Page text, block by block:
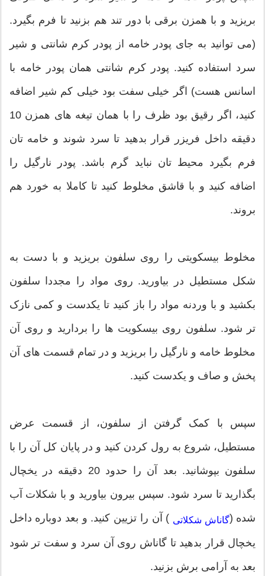
بریزید و با همزن برقی با دور تند هم بزنید تا فرم بگیرد.
(می توانید به جای پودر خامه از پودر کرم شانتی و شیر
سرد استفاده کنید. پودر کرم شانتی همان پودر خامه با
اسانس هست) اگر خیلی سفت بود خیلی کم شیر اضافه
کنید، اگر رقیق بود ظرف را با همان تیغه های همزن 10
دقیقه داخل فریزر قرار بدهید تا سرد شوند و خامه تان
فرم بگیرد محیط تان نباید گرم باشد. پودر نارگیل را
اضافه کنید و با قاشق مخلوط کنید تا کاملا به خورد هم
بروند.
مخلوط بیسکویتی را روی سلفون بریزید و با دست به
شکل مستطیل در بیاورید. روی مواد را مجددا سلفون
بکشید و با وردنه مواد را باز کنید تا یکدست و کمی نازک
تر شود. سلفون روی بیسکویت ها را بردارید و روی آن
مخلوط خامه و نارگیل را بریزید و در تمام قسمت های آن
پخش و صاف و یکدست کنید.
سپس با کمک گرفتن از سلفون، از قسمت عرض
مستطیل، شروع به رول کردن کنید و در پایان کل آن را با
سلفون بپوشانید. بعد آن را حدود 20 دقیقه در یخچال
بگذارید تا سرد شود. سپس بیرون بیاورید و با شکلات آب
شده (گاناش شکلاتی ) آن را تزیین کنید. و بعد دوباره داخل
یخچال قرار بدهید تا گاناش روی آن سرد و سفت تر شود
بعد به آرامی برش بزنید.